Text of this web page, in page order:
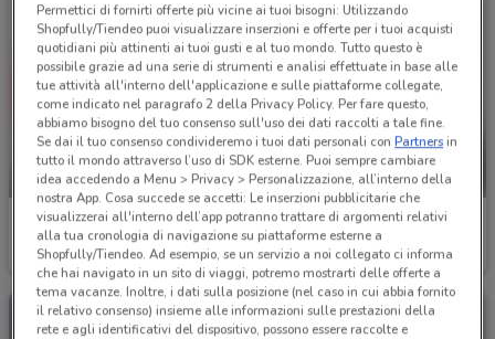
-4 GIORNI
Acqua & Sapone
Scade martedì 1.6 km
Acqua & Sapone
Scade il 31/01 1.6 km
Permettici di fornirti offerte più vicine ai tuoi bisogni: Utilizzando
Shopfully/Tiendeo puoi visualizzare inserzioni e offerte per i tuoi acquisti
quotidiani più attinenti ai tuoi gusti e al tuo mondo. Tutto questo è
possibile grazie ad una serie di strumenti e analisi effettuate in base alle
tue attività all'interno dell'applicazione e sulle piattaforme collegate,
come indicato nel paragrafo 2 della Privacy Policy. Per fare questo,
abbiamo bisogno del tuo consenso sull'uso dei dati raccolti a tale fine.
Se dai il tuo consenso condivideremo i tuoi dati personali conPartnersin
tutto il mondo attraverso l’uso di SDK esterne. Puoi sempre cambiare
idea accedendo a Menu > Privacy > Personalizzazione, all’interno della
nostra App. Cosa succede se accetti: Le inserzioni pubblicitarie che
visualizzerai all'interno dell’app potranno trattare di argomenti relativi
alla tua cronologia di navigazione su piattaforme esterne a
Shopfully/Tiendeo. Ad esempio, se un servizio a noi collegato ci informa
che hai navigato in un sito di viaggi, potremo mostrarti delle offerte a
tema vacanze. Inoltre, i dati sulla posizione (nel caso in cui abbia fornito
il relativo consenso) insieme alle informazioni sulle prestazioni della
rete e agli identificativi del dispositivo, possono essere raccolte e